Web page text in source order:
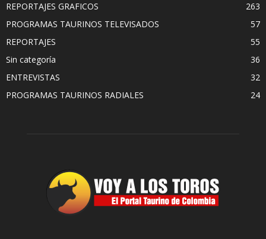
REPORTAJES GRAFICOS
263
PROGRAMAS TAURINOS TELEVISADOS
57
REPORTAJES
55
Sin categoría
36
ENTREVISTAS
32
PROGRAMAS TAURINOS RADIALES
24